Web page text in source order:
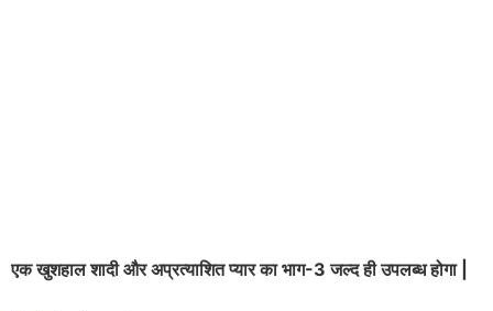
एक खुशहाल शादी और अप्रत्याशित प्यार का भाग-3 जल्द ही उपलब्ध होगा |